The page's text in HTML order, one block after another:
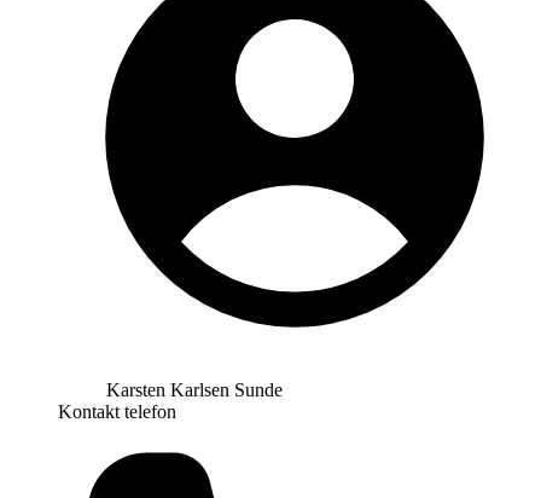
Karsten Karlsen Sunde
Kontakt telefon